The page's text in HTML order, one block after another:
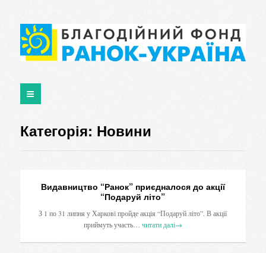
Категорія: Новини
Видавництво “Ранок” приєдналося до акції
“Подаруй літо”
З 1 по 31 липня у Харкові пройде акція “Подаруй літо”. В акції
приймуть участь… читати далі→